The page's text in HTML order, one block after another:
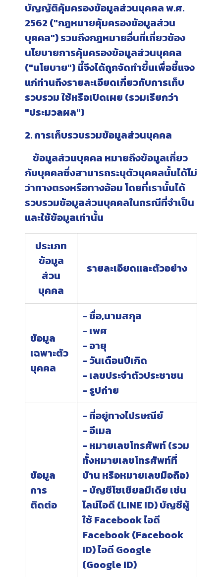
บัญญัติคุ้มครองข้อมูลส่วนบุคคล พ.ศ.
2562 ("กฎหมายคุ้มครองข้อมูลส่วน
บุคคล") รวมถึงกฎหมายอื่นที่เกี่ยวข้อง
นโยบายการคุ้มครองข้อมูลส่วนบุคคล
("นโยบาย") นี้จึงได้ถูกจัดทำขึ้นเพื่อชี้แจง
แก่ท่านถึงรายละเอียดเกี่ยวกับการเก็บ
รวบรวม ใช้หรือเปิดเผย (รวมเรียกว่า
"ประมวลผล")
2. การเก็บรวบรวมข้อมูลส่วนบุคคล
ข้อมูลส่วนบุคคล หมายถึงข้อมูลเกี่ยว
กับบุคคลซึ่งสามารถระบุตัวบุคคลนั้นได้ไม่
ว่าทางตรงหรือทางอ้อม โดยที่เรานั้นได้
รวบรวมข้อมูลส่วนบุคคลในกรณีที่จำเป็น
และใช้ข้อมูลเท่านั้น
ประเภท
ข้อมูล
ส่วน
บุคคล
รายละเอียดและตัวอย่าง
ข้อมูล
เฉพาะตัว
บุคคล
- ชื่อ,นามสกุล
- เพศ
- อายุ
- วันเดือนปีเกิด
- เลขประจำตัวประชาชน
- รูปถ่าย
ข้อมูล
การ
ติดต่อ
- ที่อยู่ทางไปรษณีย์
- อีเมล
- หมายเลขโทรศัพท์ (รวม
ทั้งหมายเลขโทรศัพท์ที่
บ้าน หรือหมายเลขมือถือ)
- บัญชีโซเชียลมีเดีย เช่น
ไลน์ไอดี (LINE ID) บัญชีผู้
ใช้ Facebook ไอดี
Facebook (Facebook
ID) ไอดี Google
(Google ID)